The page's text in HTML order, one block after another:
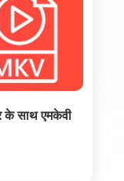
के साथ एमकेवी